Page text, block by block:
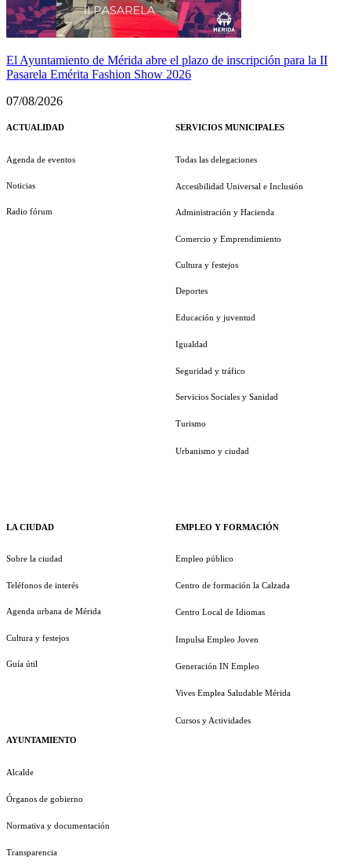
El Ayuntamiento de Mérida abre el plazo de inscripción para la II
Pasarela Emérita Fashion Show 2026
07/08/2026
ACTUALIDAD
Agenda de eventos
Noticias
Radio fórum
LA CIUDAD
Sobre la ciudad
Teléfonos de interés
Agenda urbana de Mérida
Cultura y festejos
Guía útil
AYUNTAMIENTO
Alcalde
Órganos de gobierno
Normativa y documentación
Transparencia
SERVICIOS MUNICIPALES
Todas las delegaciones
Accesibilidad Universal e Inclusión
Administración y Hacienda
Comercio y Emprendimiento
Cultura y festejos
Deportes
Educación y juventud
Igualdad
Seguridad y tráfico
Servicios Sociales y Sanidad
Turismo
Urbanismo y ciudad
EMPLEO Y FORMACIÓN
Empleo público
Centro de formación la Calzada
Centro Local de Idiomas
Impulsa Empleo Joven
Generación IN Empleo
Vives Emplea Saludable Mérida
Cursos y Actividades